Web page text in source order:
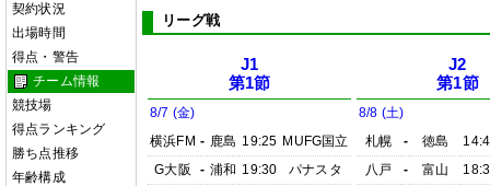
契約状況
出場時間
得点・警告
チーム情報
競技場
得点ランキング
勝ち点推移
年齢構成
リーグ戦
J1
第1節
8/7 (金)
横浜FM - 鹿島 19:25 MUFG国立
G大阪
- 浦和 19:30
パナスタ
J2
第1節
8/8 (土)
札幌
- 徳島
八戸
- 富山